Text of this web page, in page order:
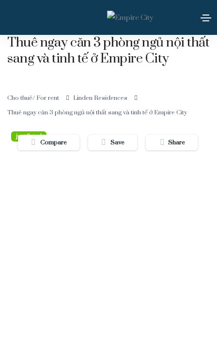
Thuê ngay căn 3 phòng ngủ nội thất
sang và tinh tế ở Empire City
Cho thuê/ For rent
Linden Residences
Thuê ngay căn 3 phòng ngủ nội thất sang và tinh tế ở Empire City
just listed
Compare Save Share